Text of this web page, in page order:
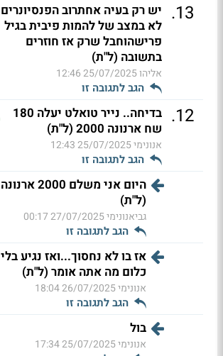
13
. יש רק בעיה אחתרוב הפנסיונרים
לא במצב של להמות פיבית בגיל
פרישהוחבל שרק אז חוזרים
בתשובה (ל"ת)
אליהו25/07/2025 12:46
הגב לתגובה זו
12
.
בדיחה.. נייר טואלט יעלה 180
שח ארנונה 2000 (ל"ת)
אנונימי25/07/2025 12:43
הגב לתגובה זו
היום אני משלם 2000 ארנונה
(ל"ת)
גביאנונימי27/07/2025 00:17
הגב לתגובה זו
אז בו לא נחסוך...ואז נגיע בלי
כלום מה אתה אומר (ל"ת)
אנונימי26/07/2025 18:04
הגב לתגובה זו
בול
אנונימי25/07/2025 17:34